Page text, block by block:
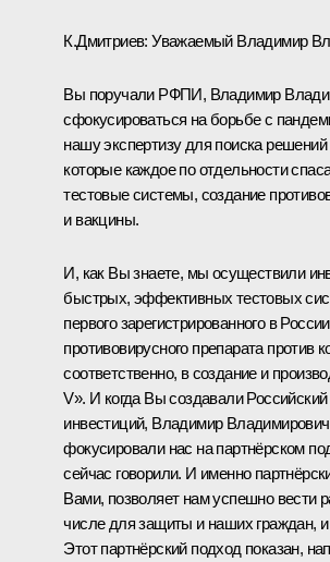
К.Дмитриев: Уважаемый Владимир
Вы поручали РФПИ, Владимир
сфокусироваться на борьбе с
нашу экспертизу для поиска
которые каждое по отдельности
тестовые системы, создание
и вакцины.
И, как Вы знаете, мы осуществили
быстрых, эффективных тестовых
первого зарегистрированного в
противовирусного препарата против
соответственно, в создание и
V». И когда Вы создавали
инвестиций, Владимир
фокусировали нас на партнёрском
сейчас говорили. И именно
Вами, позволяет нам успешно вести
числе для защиты и наших граждан, и
Этот партнёрский подход показан,